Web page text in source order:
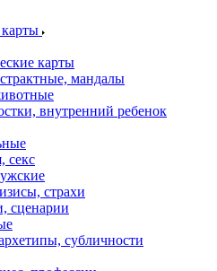
карты
мандалы
внутренний ребенок
секс
страхи
сценарии
субличности